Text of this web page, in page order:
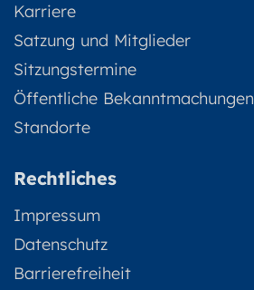
Karriere
Satzung und Mitglieder
Sitzungstermine
Öffentliche Bekanntmachungen
Standorte
Rechtliches
Impressum
Datenschutz
Barrierefreiheit